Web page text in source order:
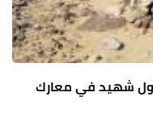
شهيد في معارك